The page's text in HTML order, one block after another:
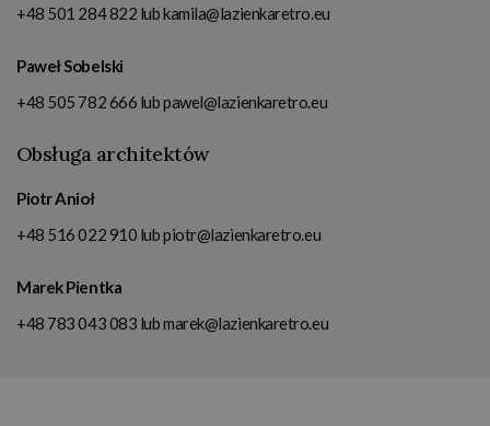
+48 501 284 822 lubkamila@lazienkaretro.eu
Paweł Sobelski
+48 505 782 666 lubpawel@lazienkaretro.eu
Obsługa architektów
Piotr Anioł
+48 516 022 910 lubpiotr@lazienkaretro.eu
Marek Pientka
+48 783 043 083 lubmarek@lazienkaretro.eu